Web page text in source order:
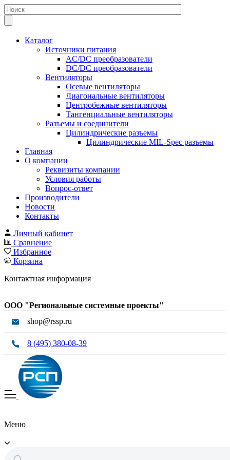
Каталог
Источники питания
AC/DC преобразователи
DC/DC преобразователи
Вентиляторы
Осевые вентиляторы
Диагональные вентиляторы
Центробежные вентиляторы
Тангенциальные вентиляторы
Разъемы и соединители
Цилиндрические разъемы
Цилиндрические MIL-Spec разъемы
Главная
О компании
Реквизиты компании
Условия работы
Вопрос-ответ
Производители
Новости
Контакты
Личный кабинет
Сравнение
Избранное
Корзина
Контактная информация
ООО "Региональные системные проекты"
shop@rssp.ru
8 (495) 380-08-39
Меню